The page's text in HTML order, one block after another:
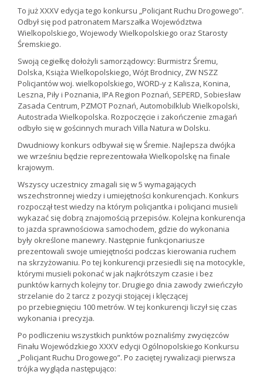
To już XXXV edycja tego konkursu „Policjant Ruchu Drogowego”.
Odbył się pod patronatem Marszałka Województwa
Wielkopolskiego, Wojewody Wielkopolskiego oraz Starosty
Śremskiego.
Swoją cegiełkę dołożyli samorządowcy: Burmistrz Śremu,
Dolska, Książa Wielkopolskiego, Wójt Brodnicy, ZW NSZZ
Policjantów woj. wielkopolskiego, WORD-y z Kalisza, Konina,
Leszna, Piły i Poznania, IPA Region Poznań, SEPERD, Sobiesław
Zasada Centrum, PZMOT Poznań, Automobilklub Wielkopolski,
Autostrada Wielkopolska. Rozpoczęcie i zakończenie zmagań
odbyło się w gościnnych murach Villa Natura w Dolsku.
Dwudniowy konkurs odbywał się w Śremie. Najlepsza dwójka
we wrześniu będzie reprezentowała Wielkopolskę na finale
krajowym.
Wszyscy uczestnicy zmagali się w 5 wymagających
wszechstronnej wiedzy i umiejętności konkurencjach. Konkurs
rozpoczął test wiedzy na którym policjantka i policjanci musieli
wykazać się dobrą znajomością przepisów. Kolejna konkurencja
to jazda sprawnościowa samochodem, gdzie do wykonania
były określone manewry. Następnie funkcjonariusze
prezentowali swoje umiejętności podczas kierowania ruchem
na skrzyżowaniu. Po tej konkurencji przesiedli się na motocykle,
którymi musieli pokonać w jak najkrótszym czasie i bez
punktów karnych kolejny tor. Drugiego dnia zawody zwieńczyło
strzelanie do 2 tarcz z pozycji stojącej i klęczącej
po przebiegnięciu 100 metrów. W tej konkurencji liczył się czas
wykonania i precyzja.
Po podliczeniu wszystkich punktów poznaliśmy zwycięzców
Finału Wojewódzkiego XXXV edycji Ogólnopolskiego Konkursu
„Policjant Ruchu Drogowego”. Po zaciętej rywalizacji pierwsza
trójka wygląda następująco: